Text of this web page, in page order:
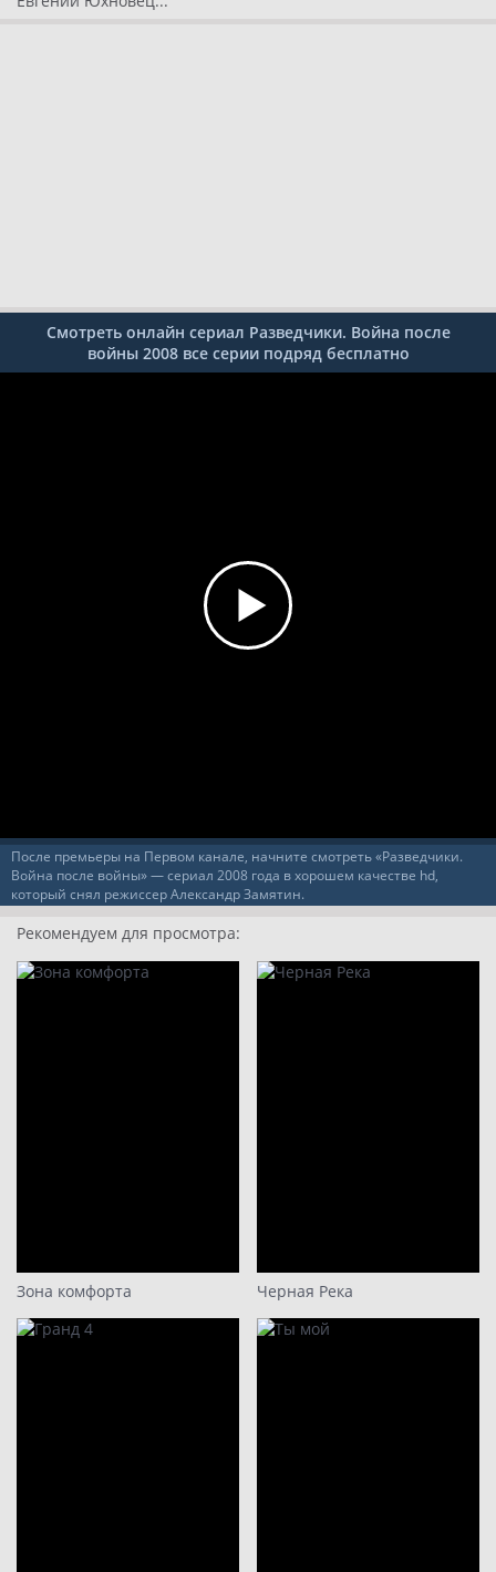
Смотреть онлайн сериал Разведчики. Война после
войны 2008 все серии подряд бесплатно
После премьеры на Первом канале, начните смотреть «Разведчики.
Война после войны» — сериал 2008 года в хорошем качестве hd,
который снял режиссер Александр Замятин.
Рекомендуем для просмотра:
Зона комфорта Черная Река